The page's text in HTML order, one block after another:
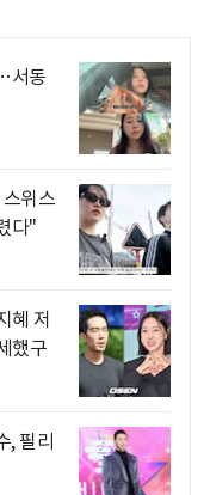
서동
위스
다"
혜 저
했구
, 필리